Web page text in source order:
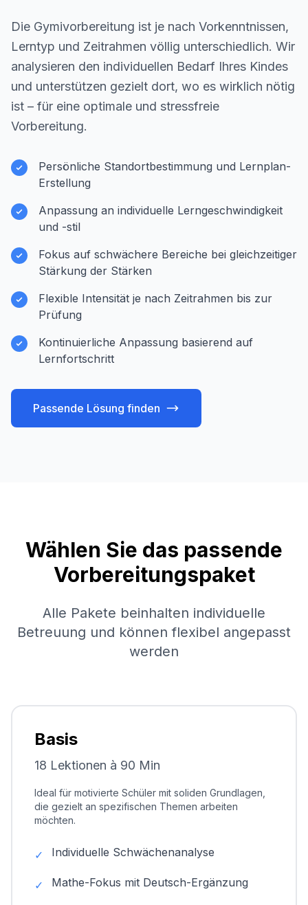
Die Gymivorbereitung ist je nach Vorkenntnissen,
Lerntyp und Zeitrahmen völlig unterschiedlich. Wir
analysieren den individuellen Bedarf Ihres Kindes
und unterstützen gezielt dort, wo es wirklich nötig
ist – für eine optimale und stressfreie
Vorbereitung.
Persönliche Standortbestimmung und Lernplan-
Erstellung
Anpassung an individuelle Lerngeschwindigkeit
und -stil
Fokus auf schwächere Bereiche bei gleichzeitiger
Stärkung der Stärken
Flexible Intensität je nach Zeitrahmen bis zur
Prüfung
Kontinuierliche Anpassung basierend auf
Lernfortschritt
Passende Lösung finden
Wählen Sie das passende
Vorbereitungspaket
Alle Pakete beinhalten individuelle
Betreuung und können flexibel angepasst
werden
Basis
18 Lektionen à 90 Min
Ideal für motivierte Schüler mit soliden Grundlagen,
die gezielt an spezifischen Themen arbeiten
möchten.
✓ Individuelle Schwächenanalyse
✓ Mathe-Fokus mit Deutsch-Ergänzung